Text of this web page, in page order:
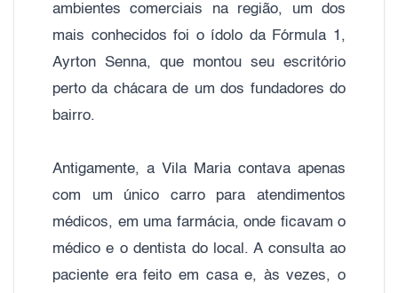
ambientes comerciais na região, um dos
mais conhecidos foi o ídolo da Fórmula 1,
Ayrton Senna, que montou seu escritório
perto da chácara de um dos fundadores do
bairro.
Antigamente, a Vila Maria contava apenas
com um único carro para atendimentos
médicos, em uma farmácia, onde ficavam o
médico e o dentista do local. A consulta ao
paciente era feito em casa e, às vezes, o